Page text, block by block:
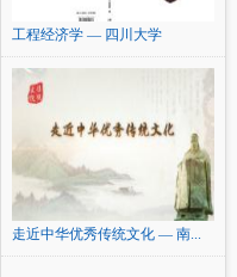
工程经济学 — 四川大学
走近中华优秀传统文化 — 南...